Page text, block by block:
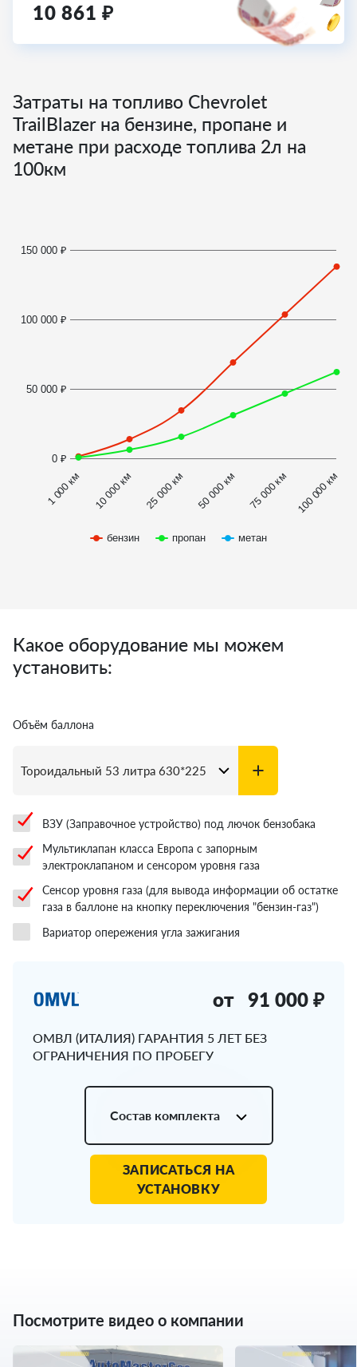
10 861 ₽
Затраты на топливо Chevrolet
TrailBlazer на бензине, пропане и
метане при расходе топлива 2л на
100км
бензин пропан метан
1 000 км 10 000 км 25 000 км 50 000 км 75 000 км 100 000 км
0 ₽
50 000 ₽
100 000 ₽
150 000 ₽
Какое оборудование мы можем
установить:
Объём баллона
ВЗУ (Заправочное устройство) под лючок бензобака
Мультиклапан класса Европа с запорным
электроклапаном и сенсором уровня газа
Сенсор уровня газа (для вывода информации об остатке
газа в баллоне на кнопку переключения "бензин-газ")
Вариатор опережения угла зажигания
ОМВЛ (ИТАЛИЯ) ГАРАНТИЯ 5 ЛЕТ БЕЗ
ОГРАНИЧЕНИЯ ПО ПРОБЕГУ
от 91 000 ₽
Состав комплекта
ЗАПИСАТЬСЯ НА
УСТАНОВКУ
Посмотрите видео о компании